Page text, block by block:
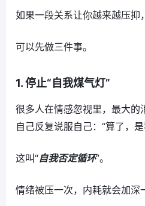
如果一段关系让你越来越压抑
可以先做三件事。
1. 停止“自我煤气灯”
很多人在情感忽视里，最大的
自己反复说服自己：“算了，
这叫“自我否定循环”。
情绪被压一次，内耗就会加深